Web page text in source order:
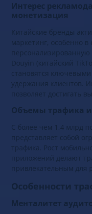
Интерес
монетизация
Китайские бренды
маркетинг, особенно
Douyin (китайский
становятся
удержания клиентов.
позволяет достигать
Объeмы трафика
С более чем 1,4 млрд
представляет собой
трафика. Рост
приложений делают
привлекательным для
Особенности
Менталитет